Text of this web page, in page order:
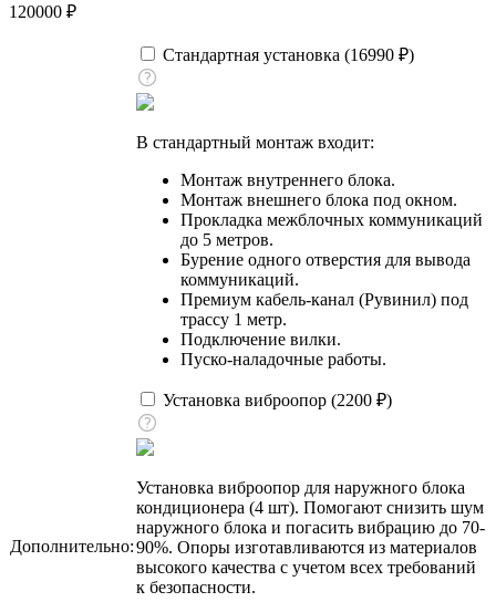
120000 ₽
Дополнительно:
Стандартная установка (16990 ₽)
В стандартный монтаж входит:
Монтаж внутреннего блока.
Монтаж внешнего блока под окном.
Прокладка межблочных коммуникаций
до 5 метров.
Бурение одного отверстия для вывода
коммуникаций.
Премиум кабель-канал (Рувинил) под
трассу 1 метр.
Подключение вилки.
Пуско-наладочные работы.
Установка виброопор (2200 ₽)
Установка виброопор для наружного блока
кондиционера (4 шт). Помогают снизить шум
наружного блока и погасить вибрацию до 70-
90%. Опоры изготавливаются из материалов
высокого качества с учетом всех требований
к безопасности.